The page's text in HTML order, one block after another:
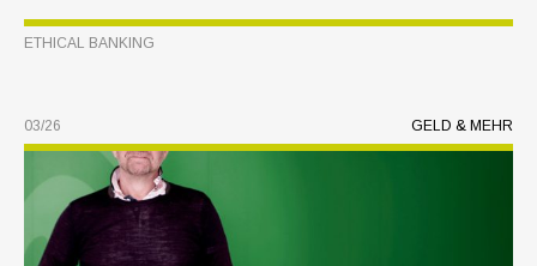
ETHICAL BANKING
GELD & MEHR
03/26